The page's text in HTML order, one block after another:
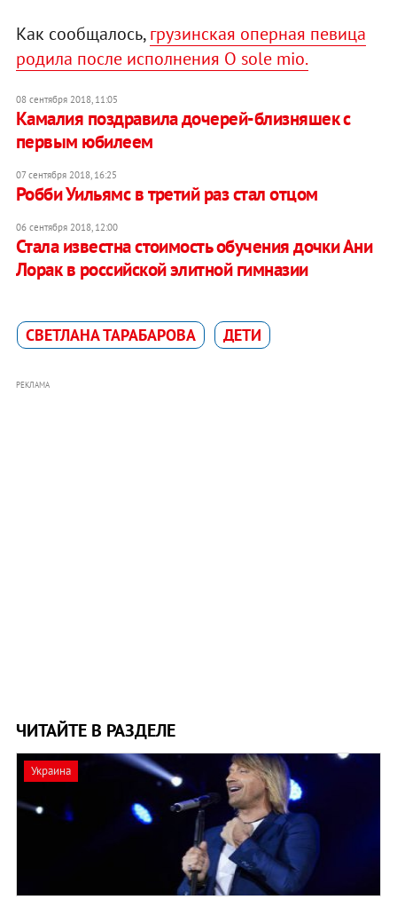
Как сообщалось,грузинская оперная певица
родила после исполнения O sole mio.
08 сентября 2018, 11:05
Камалия поздравила дочерей-близняшек с
первым юбилеем
07 сентября 2018, 16:25
Робби Уильямс в третий раз стал отцом
06 сентября 2018, 12:00
Стала известна стоимость обучения дочки Ани
Лорак в российской элитной гимназии
СВЕТЛАНА ТАРАБАРОВА ДЕТИ
РЕКЛАМА
ЧИТАЙТЕ В РАЗДЕЛЕ
Украина